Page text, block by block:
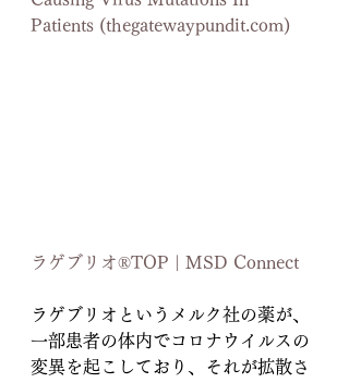
Patients (thegatewaypundit.com)
ラゲブリオ®TOP | MSD Connect
ラゲブリオというメルク社の薬が、
一部患者の体内でコロナウイルスの
変異を起こしており、それが拡散さ